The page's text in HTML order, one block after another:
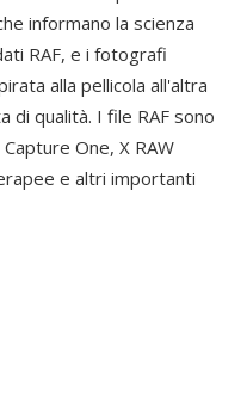
informano la scienza
RAF, e i fotografi
alla pellicola all'altra
di qualità. I file RAF sono
Capture One, X RAW
e altri importanti